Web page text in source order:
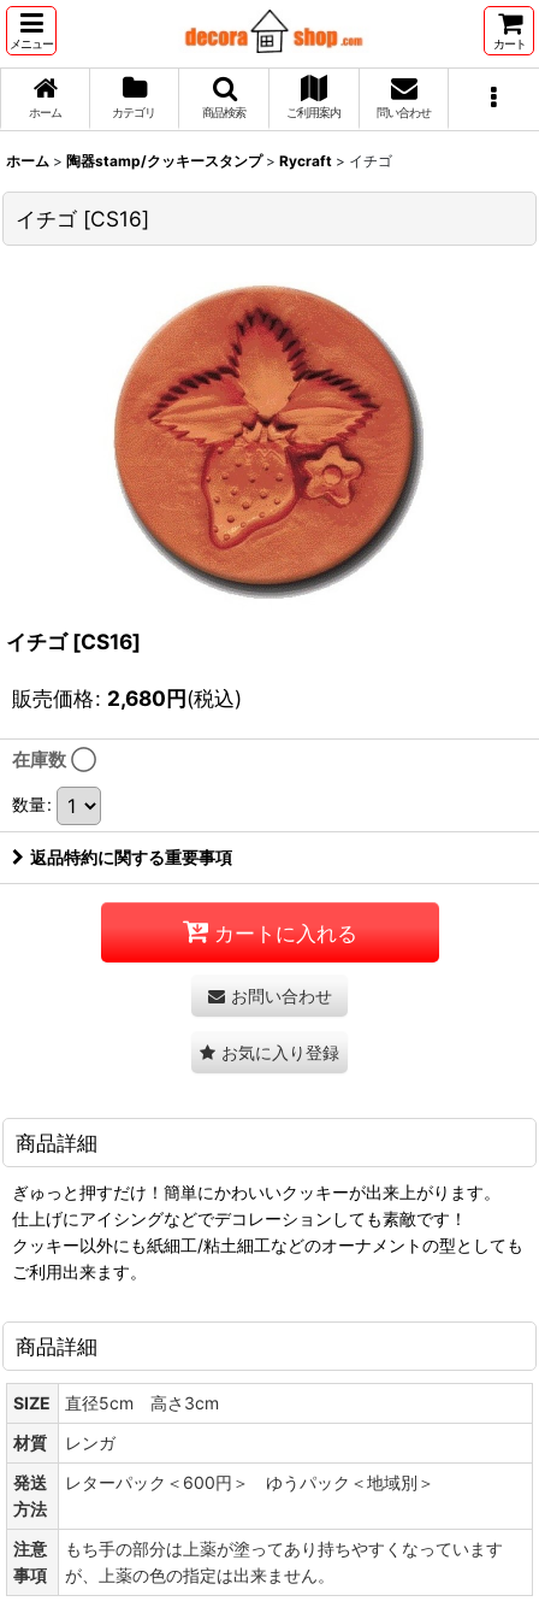
メニュー カート
ホーム カテゴリ 商品検索 ご利用案内 問い合わせ
ホーム > 陶器stamp/クッキースタンプ > Rycraft > イチゴ
イチゴ [CS16]
イチゴ [CS16]
販売価格: 2,680円(税込)
在庫数 ◯
数量:
返品特約に関する重要事項
カートに入れる
お問い合わせ
お気に入り登録
商品詳細
ぎゅっと押すだけ！簡単にかわいいクッキーが出来上がります。
仕上げにアイシングなどでデコレーションしても素敵です！
クッキー以外にも紙細工/粘土細工などのオーナメントの型としても
ご利用出来ます。
商品詳細
SIZE
直径5cm 高さ3cm
材質
レンガ
発送
方法
レターパック＜600円＞ ゆうパック＜地域別＞
注意
事項
もち手の部分は上薬が塗ってあり持ちやすくなっています
が、上薬の色の指定は出来ません。